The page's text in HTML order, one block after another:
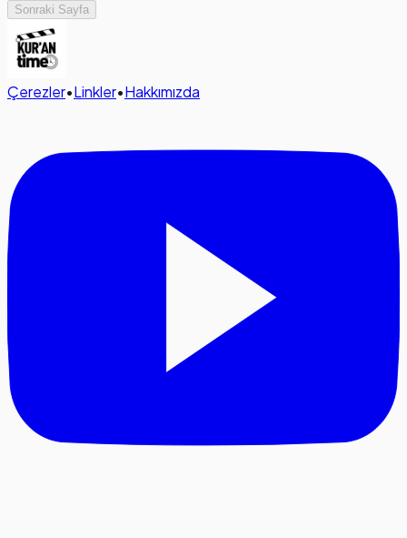
Sonraki Sayfa
Çerezler•Linkler•Hakkımızda